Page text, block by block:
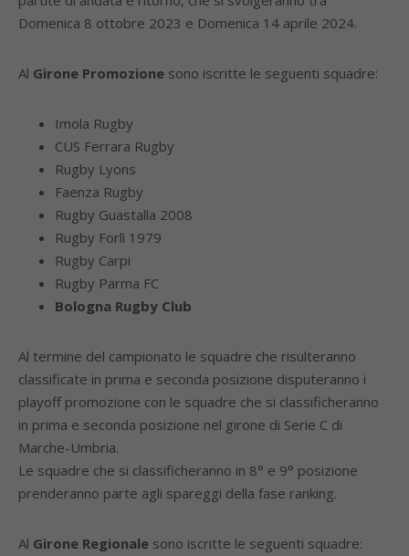
Domenica 8 ottobre 2023 e Domenica 14 aprile 2024.
Al Girone Promozione sono iscritte le seguenti squadre:
Imola Rugby
CUS Ferrara Rugby
Rugby Lyons
Faenza Rugby
Rugby Guastalla 2008
Rugby Forlì 1979
Rugby Carpi
Rugby Parma FC
Bologna Rugby Club
Al termine del campionato le squadre che risulteranno
classificate in prima e seconda posizione disputeranno i
playoff promozione con le squadre che si classificheranno
in prima e seconda posizione nel girone di Serie C di
Marche-Umbria.
Le squadre che si classificheranno in 8° e 9° posizione
prenderanno parte agli spareggi della fase ranking.
Al Girone Regionale sono iscritte le seguenti squadre: